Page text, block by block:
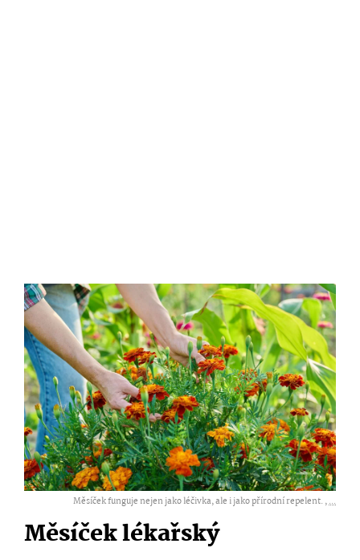
Měsíček funguje nejen jako léčivka, ale i jako přírodní repelent. ,...
Měsíček lékařský